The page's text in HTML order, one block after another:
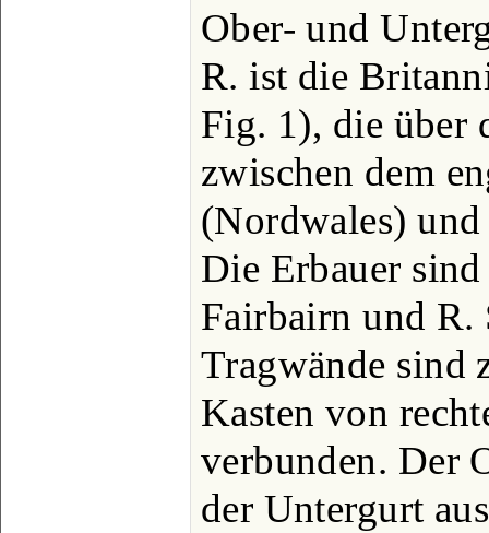
Ober- und
R. ist die
Fig. 1), die über
zwischen dem
(Nordwales)
Die Erbauer
Fairbairn und R.
Tragwände sind
Kasten von
verbunden. Der
der Untergurt